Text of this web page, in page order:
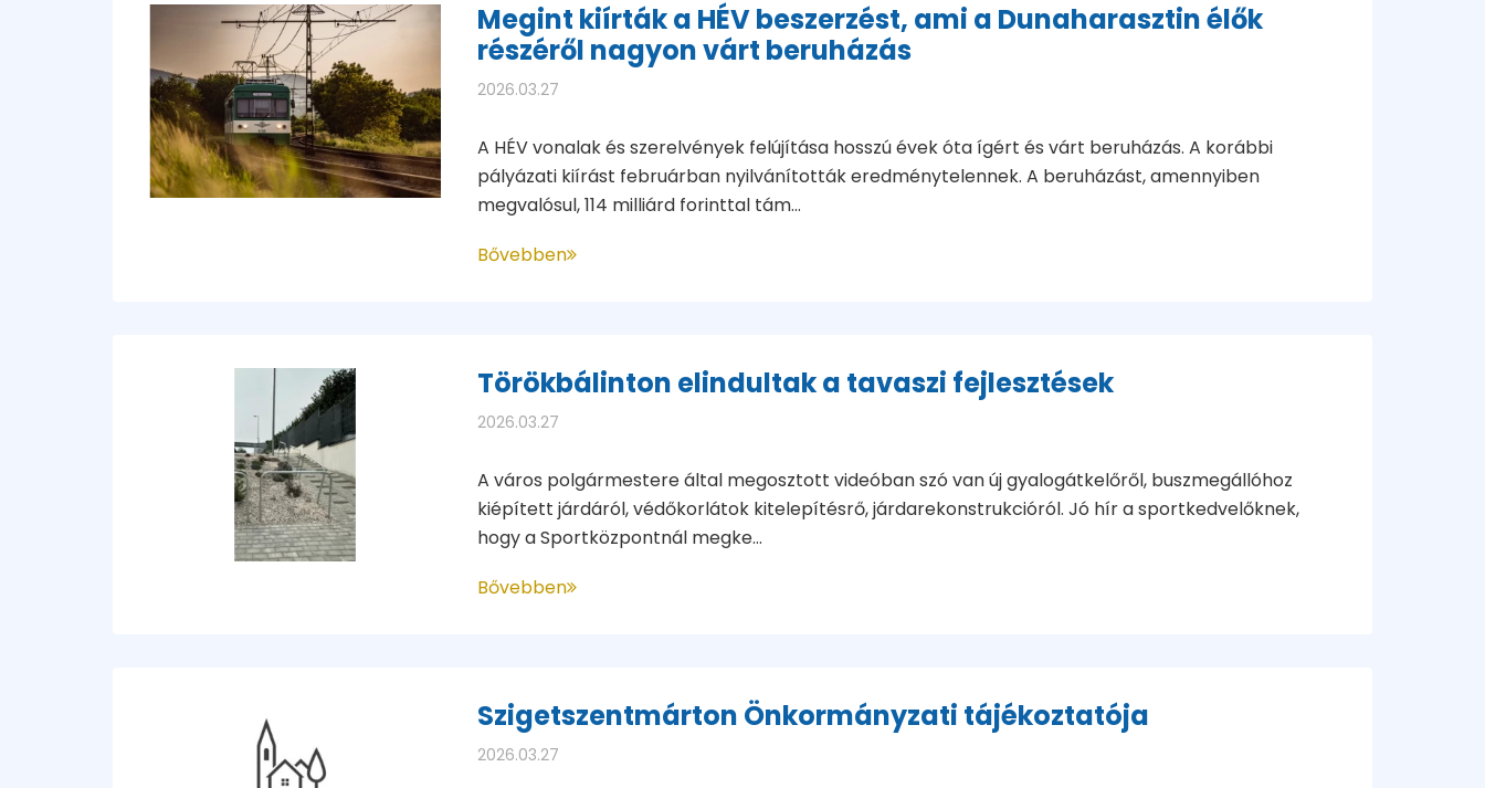
Megint kiírták a HÉV beszerzést, ami a Dunaharasztin élők
részéről nagyon várt beruházás
2026.03.27
A HÉV vonalak és szerelvények felújítása hosszú évek óta ígért és várt beruházás. A korábbi
pályázati kiírást februárban nyilvánították eredménytelennek. A beruházást, amennyiben
megvalósul, 114 milliárd forinttal tám...
Bővebben
Törökbálinton elindultak a tavaszi fejlesztések
2026.03.27
A város polgármestere által megosztott videóban szó van új gyalogátkelőről, buszmegállóhoz
kiépített járdáról, védőkorlátok kitelepítésrő, járdarekonstrukcióról. Jó hír a sportkedvelőknek,
hogy a Sportközpontnál megke...
Bővebben
Szigetszentmárton Önkormányzati tájékoztatója
2026.03.27